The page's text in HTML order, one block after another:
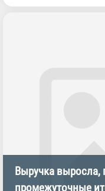
Выручка выросла,
промежуточные